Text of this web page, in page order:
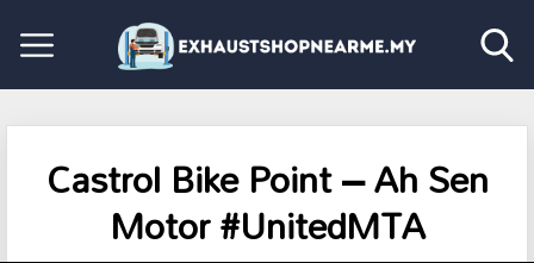
Castrol Bike Point – Ah Sen
Motor #UnitedMTA